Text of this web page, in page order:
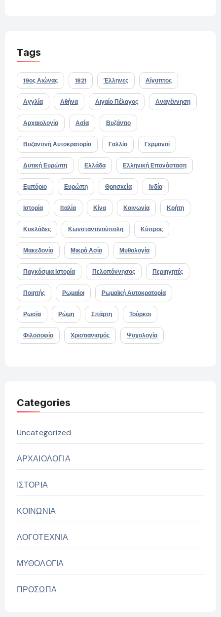
Tags
19ος Αιώνας 1821 Έλληνες Αίγυπτος
Αγγλία Αθήνα Αιγαίο Πέλαγος Αναγέννηση
Αρχαιολογία Ασία Βυζάντιο
Βυζαντινή Αυτοκρατορία Γαλλία Γερμανοί
Δυτική Ευρώπη Ελλάδα Ελληνική Επανάσταση
Εμπόριο Ευρώπη Θρησκεία Ινδία
Ιστορία Ιταλία Κίνα Κοινωνία Κρήτη
Κυκλάδες Κωνσταντινούπολη Κύπρος
Μακεδονία Μικρά Ασία Μυθολογία
Παγκόσμια Ιστορία Πελοπόννησος Περιηγητές
Ποιητής Ρωμαίοι Ρωμαϊκή Αυτοκρατορία
Ρωσία Ρώμη Σπάρτη Τούρκοι
Φιλοσοφία Χριστιανισμός Ψυχολογία
Categories
Uncategorized
ΑΡΧΑΙΟΛΟΓΙΑ
ΙΣΤΟΡΙΑ
ΚΟΙΝΩΝΙΑ
ΛΟΓΟΤΕΧΝΙΑ
ΜΥΘΟΛΟΓΙΑ
ΠΡΟΣΩΠΑ